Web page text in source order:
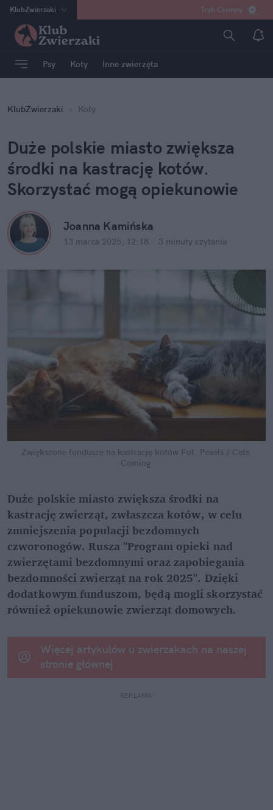
KlubZwierzaki
na:Temat
INN:Poland
ASZ:dziennik
dad :HERO
Tryb Ciemny
Psy Koty Inne zwierzęta
KlubZwierzaki Koty
Duże polskie miasto zwiększa
środki na kastrację kotów.
Skorzystać mogą opiekunowie
Joanna Kamińska
13 marca 2025, 12:18 3 minuty czytania
Zwiększone fundusze na kastrację kotów Fot. Pexels / Cats
Coming
Duże polskie miasto zwiększa środki na
kastrację zwierząt, zwłaszcza kotów, w celu
zmniejszenia populacji bezdomnych
czworonogów. Rusza "Program opieki nad
zwierzętami bezdomnymi oraz zapobiegania
bezdomności zwierząt na rok 2025". Dzięki
dodatkowym funduszom, będą mogli skorzystać
również opiekunowie zwierząt domowych.
Więcej artykułów u zwierzakach na naszej
stronie głównej
REKLAMA